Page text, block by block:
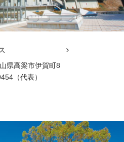
県高梁市伊賀町8
（代表）